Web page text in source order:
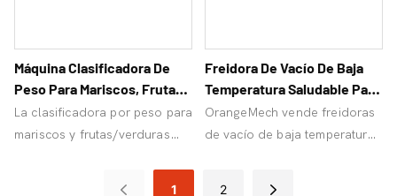
Máquina Clasificadora De
Peso Para Mariscos, Frutas
Y Verduras
La clasificadora por peso para
mariscos y frutas/verduras
Freidora De Vacío De Baja
Temperatura Saludable Para
La Industria De Servicios De
Alimentos
OrangeMech vende freidoras
de vacío de baja temperatura
1 2